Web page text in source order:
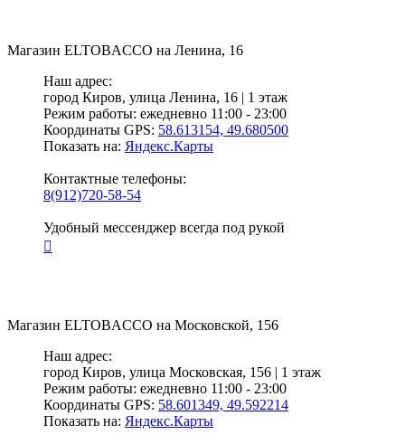
Магазин ELTOBACCO на Ленина, 16
Наш адрес:
город Киров, улица Ленина, 16 | 1 этаж
Режим работы: ежедневно 11:00 - 23:00
Координаты GPS: 58.613154, 49.680500
Показать на: Яндекс.Карты
Контактные телефоны:
8(912)720-58-54
Удобный мессенджер всегда под рукой
Магазин ELTOBACCO на Московской, 156
Наш адрес:
город Киров, улица Московская, 156 | 1 этаж
Режим работы: ежедневно 11:00 - 23:00
Координаты GPS: 58.601349, 49.592214
Показать на: Яндекс.Карты